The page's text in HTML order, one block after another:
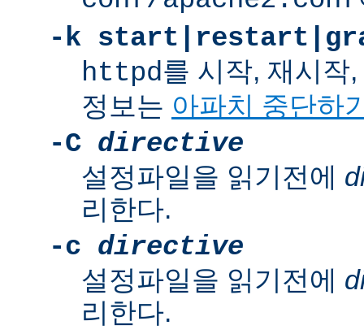
-k
httpd를 시작, 재시작
정보는 아파치 중단하
-C directive
설정파일을 읽기전에
리한다.
-c directive
설정파일을 읽기전에
리한다.